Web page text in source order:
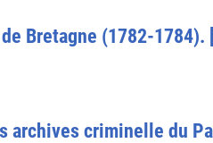
Bretagne (1782-
archives criminelle du